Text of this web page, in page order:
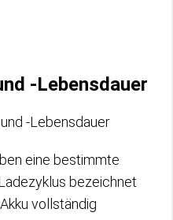
-Lebensdauer
eine bestimmte
bezeichnet
vollständig